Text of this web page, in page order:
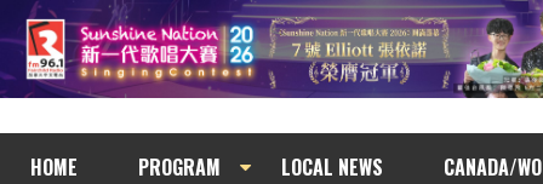
HOME PROGRAM LOCAL NEWS
CANADA/